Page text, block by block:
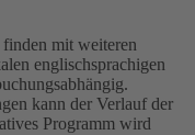
mit weiteren
englischsprachigen
kann der Verlauf der
Programm wird